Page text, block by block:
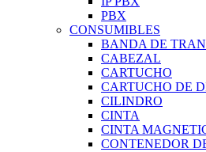
PBX
CONSUMIBLES
BANDA DE
CABEZAL
CARTUCHO
CARTUCHO DE
CILINDRO
CINTA
CINTA
CONTENEDOR